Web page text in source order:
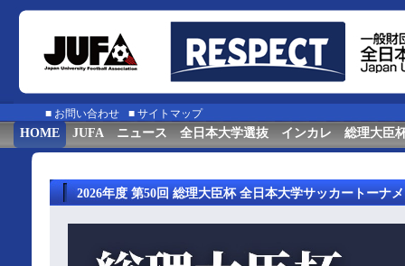
■ お問い合わせ ■ サイトマップ
HOME JUFA ニュース 全日本大学選抜 インカレ 総理大臣
2026年度 第50回 総理大臣杯 全日本大学サッカートーナ